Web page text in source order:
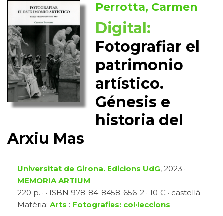
Perrotta, Carmen
Digital:
Fotografiar el
patrimonio
artístico.
Génesis e
historia del
Arxiu Mas
Universitat de Girona. Edicions UdG, 2023 ·
MEMORIA ARTIUM
220 p. · · ISBN 978-84-8458-656-2 · 10 € · castellà
Matèria: Arts : Fotografies: col·leccions